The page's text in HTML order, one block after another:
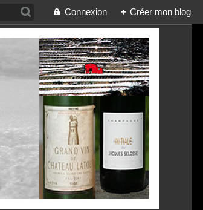
Connexion + Créer mon blog